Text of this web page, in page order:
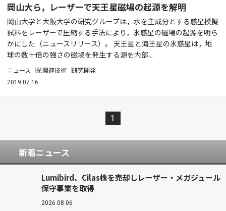
岡山大ら，レーザーで天王星磁場の起源を解明
岡山大学と大阪大学の研究グループは，水を主成分とする惑星模擬
試料をレーザーで圧縮する手法により，氷惑星の磁場の起源を明ら
かにした（ニュースリリース）。 天王星と海王星の氷惑星は，地
球の数十倍の強さの磁場を発生する源を内部...
ニュース 光関連技術 研究開発
2019.07.16
1
新着ニュース
Lumibird、Cilas株を売却しレーザー・メガジュール
保守事業を取得
2026.08.06